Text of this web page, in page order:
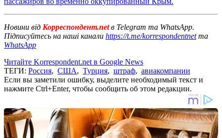
Новини від Корреспондент.netв Telegram та WhatsApp.
Підписуйтесь на наші канали https://t.me/korrespondentnetта
WhatsApp
Читайте Korrespondent.net в Google News
ТЕГИ: Россия, США, Турция, штраф, авиакомпании
Если вы заметили ошибку, выделите необходимый текст и
нажмите Ctrl+Enter, чтобы сообщить об этом редакции.